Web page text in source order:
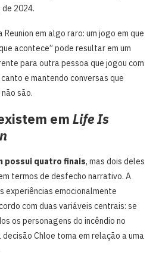
, de 2024.
em algo raro: um jogo em que
acontece” pode resultar em um
para outra pessoa que jogou com
e mantendo conversas que
são.
em Life Is
possui quatro finais, mas dois deles
termos de desfecho narrativo. A
experiências emocionalmente
com duas variáveis centrais: se
os personagens do incêndio no
Chloe toma em relação a uma